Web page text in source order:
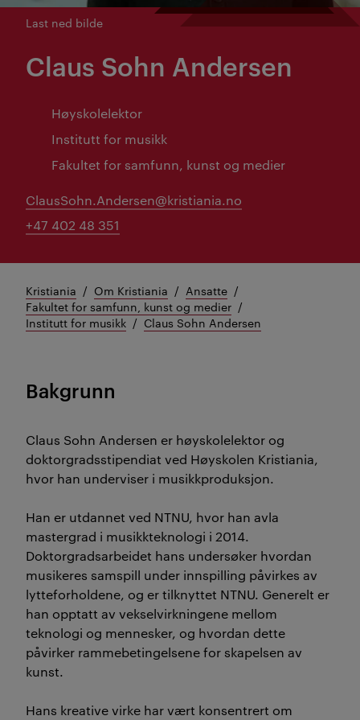
Last ned bilde
Claus Sohn Andersen
Høyskolelektor
Institutt for musikk
Fakultet for samfunn, kunst og medier
ClausSohn.Andersen@kristiania.no
+47 402 48 351
Kristiania Om Kristiania
Ansatte
Fakultet for samfunn, kunst og medier
Institutt for musikk
Claus Sohn Andersen
Bakgrunn
Claus Sohn Andersen er høyskolelektor og
doktorgradsstipendiat ved Høyskolen Kristiania,
hvor han underviser i musikkproduksjon.
Han er utdannet ved NTNU, hvor han avla
mastergrad i musikkteknologi i 2014.
Doktorgradsarbeidet hans undersøker hvordan
musikeres samspill under innspilling påvirkes av
lytteforholdene, og er tilknyttet NTNU. Generelt er
han opptatt av vekselvirkningene mellom
teknologi og mennesker, og hvordan dette
påvirker rammebetingelsene for skapelsen av
kunst.
Hans kreative virke har vært konsentrert om